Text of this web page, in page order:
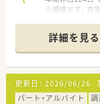
う環境です。充
【店舗情報と応
■新鹿沼駅より
環器科などの処
■薬剤師は正社
った人員配置で
■月曜日から土
できるため無理
詳細を見る
更新日： 2026/06/26
パート・アルバイト